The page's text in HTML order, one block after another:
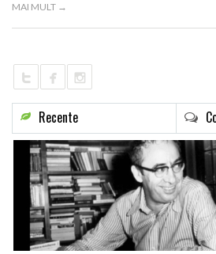
POLITIC
MAI MULT →
Recente